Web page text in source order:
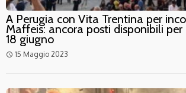
A Perugia con Vita Trentina per
Maffeis: ancora posti disponibili per
18 giugno
access_time 15 Maggio 2023